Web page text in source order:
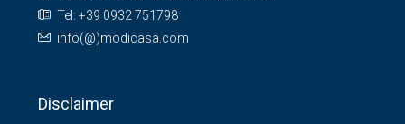
Tel: +39 0932 751798
info(@)modicasa.com
Disclaimer